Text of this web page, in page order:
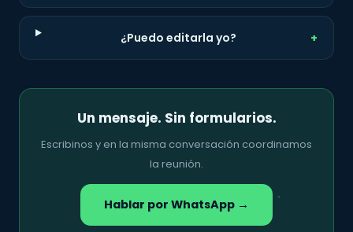
¿Puedo editarla yo?
Un mensaje. Sin formularios.
Escribinos y en la misma conversación coordinamos
la reunión.
Hablar por WhatsApp →